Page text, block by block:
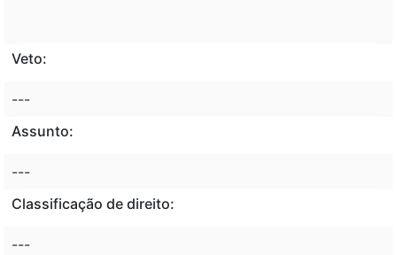
Veto:
---
Assunto:
---
Classificação de direito:
---